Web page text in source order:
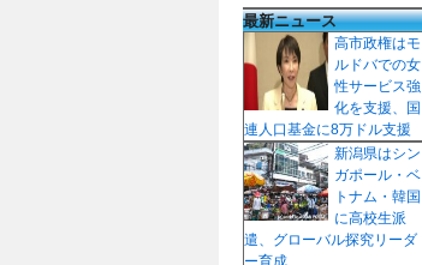
キ
ッ
プ
最新ニュース
高市政権はモ
ルドバでの女
性サービス強
化を支援、国
連人口基金に8万ドル支援
新潟県はシン
ガポール・ベ
トナム・韓国
に高校生派
遣、グローバル探究リーダ
ー育成